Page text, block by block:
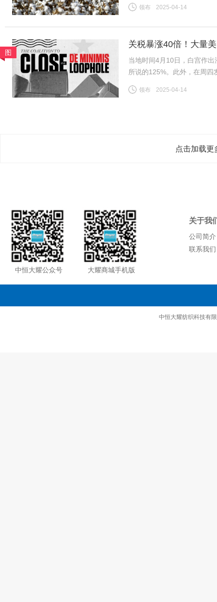
新疆/全国棉花公检总量已基
领布 2025-04-14
图
关税暴涨40倍！大量
当地时间4月10日，白宫作
所说的125%。此外，在周
到了120%；5月2日至6月1
领布 2025-04-14
点击加载更
中恒大耀公众号 大耀商城手机版
关于我
公司简介
联系我们
中恒大耀纺织科技有